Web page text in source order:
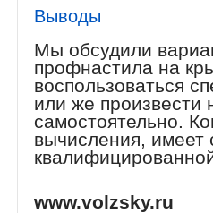
Выводы
Мы обсудили
профнастила на
воспользоваться
или же произвести
самостоятельно.
вычисления, имеет
www.volzsky.ru